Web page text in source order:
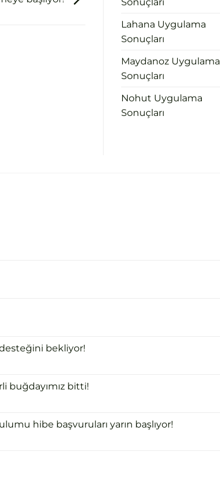
Lahana Uygulama
Sonuçları
Maydanoz Uygulama
Sonuçları
Nohut Uygulama
Sonuçları
bekliyor!
buğdayımız bitti!
hibe başvuruları yarın başlıyor!